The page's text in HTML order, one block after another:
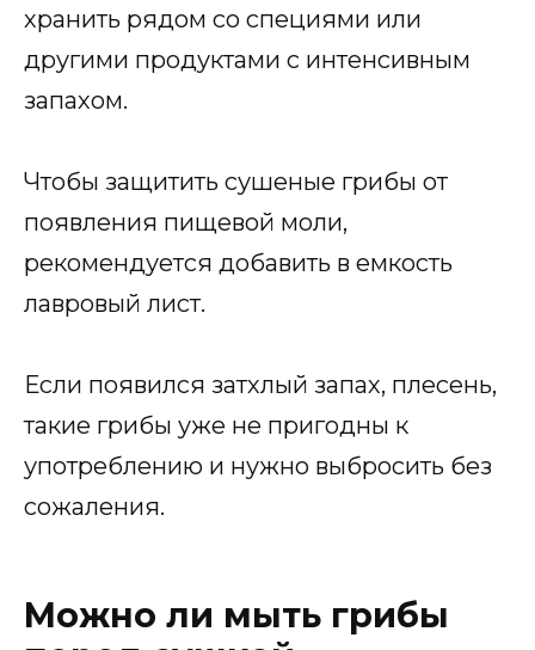
хранить рядом со специями или
другими продуктами с интенсивным
запахом.
Чтобы защитить сушеные грибы от
появления пищевой моли,
рекомендуется добавить в емкость
лавровый лист.
Если появился затхлый запах, плесень,
такие грибы уже не пригодны к
употреблению и нужно выбросить без
сожаления.
Можно ли мыть грибы